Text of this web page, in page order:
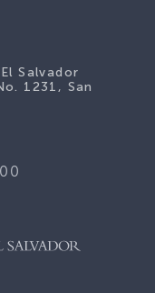
Salvador
1231, San